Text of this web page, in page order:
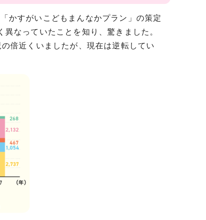
かすがいこどもまんなかプラン」の策定
なっていたことを知り、驚きました。
倍近くいましたが、現在は逆転してい